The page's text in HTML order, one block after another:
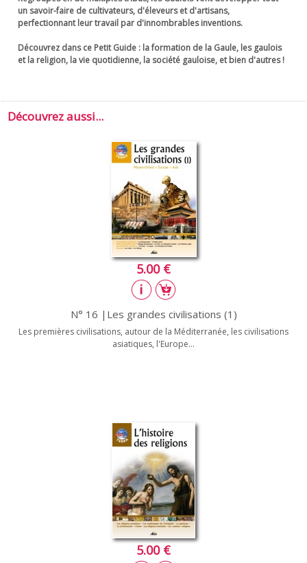
un savoir-faire de cultivateurs, d'éleveurs et d'artisans,
perfectionnant leur travail par d'innombrables inventions.
Découvrez dans ce Petit Guide : la formation de la Gaule, les gaulois
et la religion, la vie quotidienne, la société gauloise, et bien d'autres !
Découvrez aussi...
5.00 €
N° 16 |Les grandes civilisations (1)
Les premières civilisations, autour de la Méditerranée, les civilisations
asiatiques, l'Europe...
5.00 €